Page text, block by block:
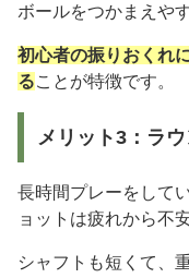
ボールをつかまえや
初心者の振りおくれ
ることが特徴です。
メリット3：ラ
長時間プレーをして
ョットは疲れから不
シャフトも短くて、